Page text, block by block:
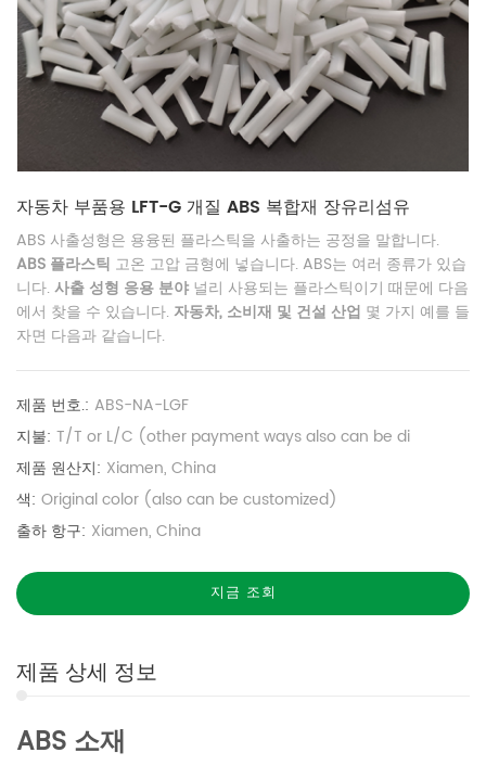
자동차 부품용 LFT-G 개질 ABS 복합재 장유리섬유
ABS 사출성형은 용융된 플라스틱을 사출하는 공정을 말합니다.
ABS 플라스틱 고온 고압 금형에 넣습니다. ABS는 여러 종류가 있습
니다. 사출 성형 응용 분야 널리 사용되는 플라스틱이기 때문에 다음
에서 찾을 수 있습니다. 자동차, 소비재 및 건설 산업 몇 가지 예를 들
자면 다음과 같습니다.
제품 번호.: ABS-NA-LGF
지불: T/T or L/C (other payment ways also can be di
제품 원산지: Xiamen, China
색: Original color (also can be customized)
출하 항구: Xiamen, China
지금 조회
제품 상세 정보
ABS 소재